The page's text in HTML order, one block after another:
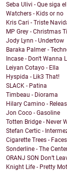
Seba Ulivi - Que siga
Watchers - Kids or no
Kris Cari - Triste
MP Grey - Christmas
Jody Lynn - Undertow
Baraka Palmer -
Incase - Don't Wanna
Leiyan Cotayo - Ella
Hyspida - Lik3 That!
SLACK - Patina
Timbeau - Diorama
Hilary Camino -
Jon Coco - Gasoline
Totten Bridge - Never
Stefan Certic -
Cigarette Trees - Faces
Sonderline - The
ORANJ SON Don’t
Knight Life - Pretty